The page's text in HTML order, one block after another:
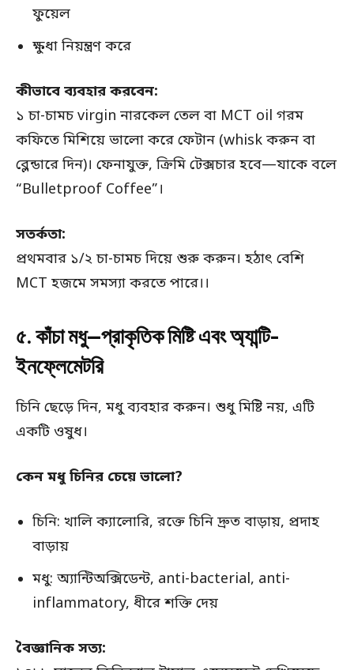
ফুয়েল
ক্ষুধা নিয়ন্ত্রণ করে
কীভাবে ব্যবহার করবেন:
১ চা-চামচ virgin নারকেল তেল বা MCT oil গরম
কফিতে মিশিয়ে ভালো করে ফেটান (whisk করুন বা
ব্লেন্ডারে দিন)। ফেনাযুক্ত, ক্রিমি টেক্সচার হবে—যাকে বলে
“Bulletproof Coffee”।
সতর্কতা:
প্রথমবার ১/২ চা-চামচ দিয়ে শুরু করুন। হঠাৎ বেশি
MCT হজমে সমস্যা করতে পারে।।
৫. কাঁচা মধু—প্রাকৃতিক মিষ্টি এবং অ্যান্টি-
ইনফ্লেমেটরি
চিনি ছেড়ে দিন, মধু ব্যবহার করুন। শুধু মিষ্টি নয়, এটি
একটি ওষুধ।
কেন মধু চিনির চেয়ে ভালো?
চিনি: খালি ক্যালোরি, রক্তে চিনি দ্রুত বাড়ায়, প্রদাহ
বাড়ায়
মধু: অ্যান্টিঅক্সিডেন্ট, anti-bacterial, anti-
inflammatory, ধীরে শক্তি দেয়
বৈজ্ঞানিক সত্য: